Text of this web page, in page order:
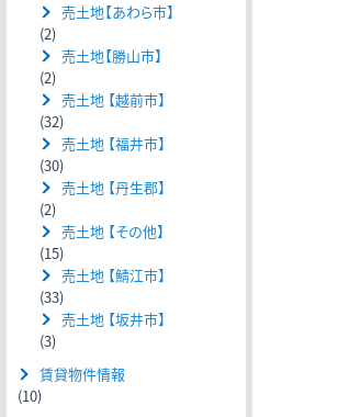
売土地【あわら市】
(2)
売土地【勝山市】
(2)
売土地 【越前市】
(32)
売土地 【福井市】
(30)
売土地 【丹生郡】
(2)
売土地 【その他】
(15)
売土地 【鯖江市】
(33)
売土地 【坂井市】
(3)
賃貸物件情報
(10)